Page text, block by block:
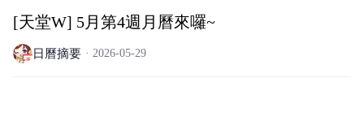
[天堂W] 5月第4週月曆來囉~
日曆摘要 2026-05-29